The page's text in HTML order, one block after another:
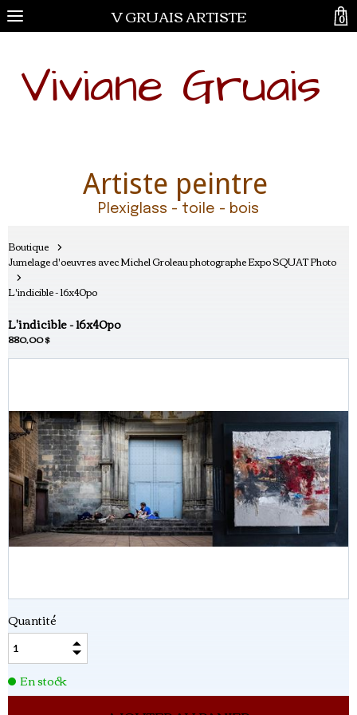
V GRUAIS ARTISTE
Viviane Gruais
Artiste peintre
Plexiglass - toile - bois
Boutique
Jumelage d'oeuvres avec Michel Groleau photographe Expo SQUAT Photo
L'indicible - 16x40po
L'indicible - 16x40po
880,00 $
Quantité
En stock
0